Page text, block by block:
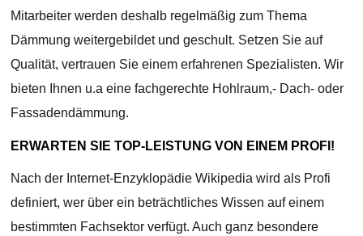
Mitarbeiter werden deshalb regelmäßig zum Thema
Dämmung weitergebildet und geschult. Setzen Sie auf
Qualität, vertrauen Sie einem erfahrenen Spezialisten. Wir
bieten Ihnen u.a eine fachgerechte Hohlraum,- Dach- oder
Fassadendämmung.
ERWARTEN SIE TOP-LEISTUNG VON EINEM PROFI!
Nach der Internet-Enzyklopädie Wikipedia wird als Profi
definiert, wer über ein beträchtliches Wissen auf einem
bestimmten Fachsektor verfügt. Auch ganz besondere